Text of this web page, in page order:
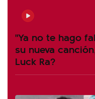
"Ya no te hago
su nueva
Luck Ra?